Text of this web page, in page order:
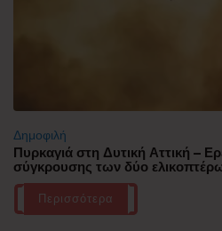
Δημοφιλή
Πυρκαγιά στη Δυτική Αττική –
σύγκρουσης των δύο
Περισσότερα